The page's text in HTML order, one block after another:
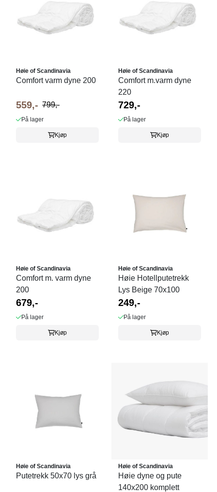
Høie of Scandinavia
Comfort varm dyne 200
559,- 799,-
På lager
Kjøp
Høie of Scandinavia
Comfort m.varm dyne
220
729,-
På lager
Kjøp
Høie of Scandinavia
Comfort m. varm dyne
200
679,-
På lager
Kjøp
Høie of Scandinavia
Høie Hotellputetrekk
Lys Beige 70x100
249,-
På lager
Kjøp
Høie of Scandinavia
Putetrekk 50x70 lys grå
Høie of Scandinavia
Høie dyne og pute
140x200 komplett